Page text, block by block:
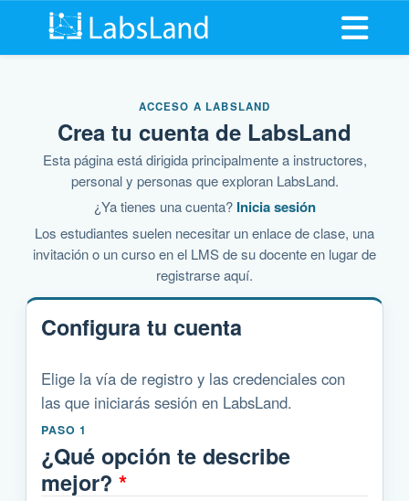
Abrir
ACCESO A LABSLAND
Crea tu cuenta de LabsLand
Esta página está dirigida principalmente a instructores,
personal y personas que exploran LabsLand.
¿Ya tienes una cuenta? Inicia sesión
Los estudiantes suelen necesitar un enlace de clase, una
invitación o un curso en el LMS de su docente en lugar de
registrarse aquí.
Configura tu cuenta
Elige la vía de registro y las credenciales con
las que iniciarás sesión en LabsLand.
PASO 1
¿Qué opción te describe
mejor? *